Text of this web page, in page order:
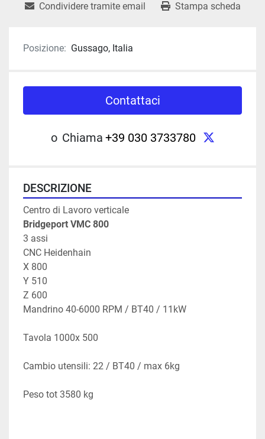
Condividere tramite email Stampa scheda
Posizione: Gussago, Italia
Contattaci
o Chiama +39 030 3733780
DESCRIZIONE
Centro di Lavoro verticale
Bridgeport VMC 800
3 assi
CNC Heidenhain
X 800
Y 510
Z 600
Mandrino 40-6000 RPM / BT40 / 11kW
Tavola 1000x 500
Cambio utensili: 22 / BT40 / max 6kg
Peso tot 3580 kg